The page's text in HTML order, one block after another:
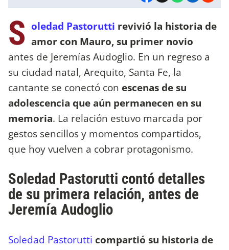
S oledad Pastorutti revivió la historia de
amor con Mauro, su primer novio
antes de Jeremías Audoglio. En un regreso a
su ciudad natal, Arequito, Santa Fe, la
cantante se conectó con escenas de su
adolescencia que aún permanecen en su
memoria. La relación estuvo marcada por
gestos sencillos y momentos compartidos,
que hoy vuelven a cobrar protagonismo.
Soledad Pastorutti contó detalles
de su primera relación, antes de
Jeremía Audoglio
Soledad Pastorutti compartió su historia de